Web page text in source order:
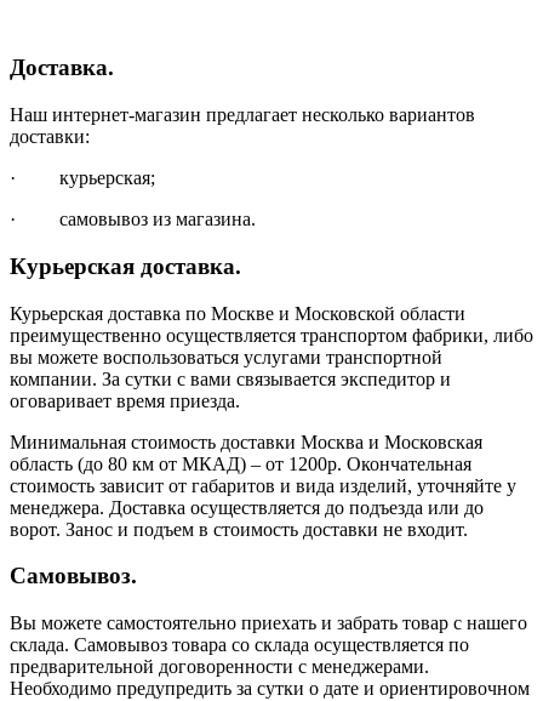
Доставка.
Наш интернет-магазин предлагает несколько вариантов
доставки:
· курьерская;
· самовывоз из магазина.
Курьерская доставка.
Курьерская доставка по Москве и Московской области
преимущественно осуществляется транспортом фабрики, либо
вы можете воспользоваться услугами транспортной
компании. За сутки с вами связывается экспедитор и
оговаривает время приезда.
Минимальная стоимость доставки Москва и Московская
область (до 80 км от МКАД) – от 1200р. Окончательная
стоимость зависит от габаритов и вида изделий, уточняйте у
менеджера. Доставка осуществляется до подъезда или до
ворот. Занос и подъем в стоимость доставки не входит.
Самовывоз.
Вы можете самостоятельно приехать и забрать товар с нашего
склада. Самовывоз товара со склада осуществляется по
предварительной договоренности с менеджерами.
Необходимо предупредить за сутки о дате и ориентировочном